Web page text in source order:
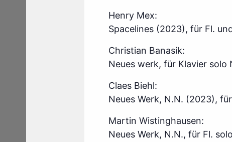
Henry Mex:
Spacelines (2023), für Fl.
Christian Banasik:
Neues werk, für Klavier solo
Claes Biehl:
Neues Werk, N.N. (2023),
Martin Wistinghausen:
Neues Werk, N.N., für Fl.